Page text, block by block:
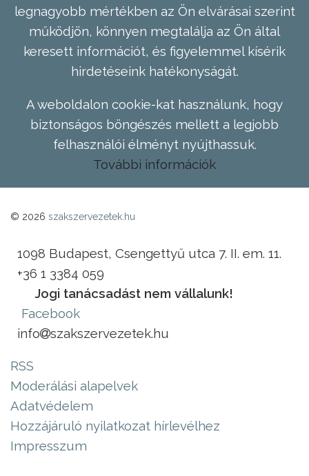
legnagyobb mértékben az Ön elvárásai szerint
működjön, könnyen megtalálja az Ön által
keresett információt, és figyelemmel kísérik
hirdetéseink hatékonyságát.
A weboldalon cookie-kat használunk, hogy
biztonságos böngészés mellett a legjobb
felhasználói élményt nyújthassuk.
További információk
© 2026 szakszervezetek.hu
1098 Budapest, Csengettyű utca 7. II. em. 11.
+36 1 3384 059
Jogi tanácsadást nem vállalunk!
Facebook
info
szakszervezetek.hu
RSS
Moderálási alapelvek
Adatvédelem
Hozzájáruló nyilatkozat hírlevélhez
Impresszum